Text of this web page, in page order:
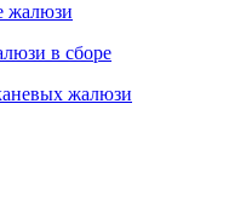
жалюзи
в сборе
жалюзи